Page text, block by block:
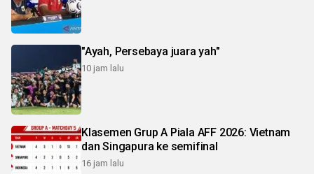
"Ayah, Persebaya juara yah"
10 jam lalu
Klasemen Grup A Piala AFF 2026: Vietnam
dan Singapura ke semifinal
16 jam lalu